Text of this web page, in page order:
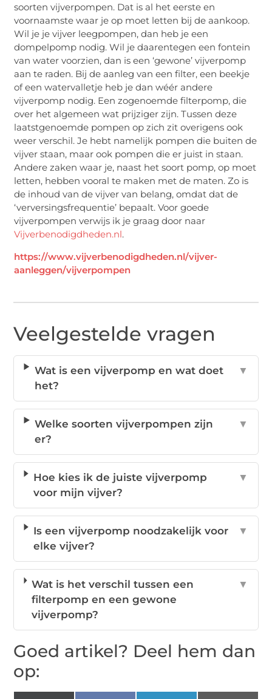
soorten vijverpompen. Dat is al het eerste en
voornaamste waar je op moet letten bij de aankoop.
Wil je je vijver leegpompen, dan heb je een
dompelpomp nodig. Wil je daarentegen een fontein
van water voorzien, dan is een ‘gewone’ vijverpomp
aan te raden. Bij de aanleg van een filter, een beekje
of een watervalletje heb je dan wéér andere
vijverpomp nodig. Een zogenoemde filterpomp, die
over het algemeen wat prijziger zijn. Tussen deze
laatstgenoemde pompen op zich zit overigens ook
weer verschil. Je hebt namelijk pompen die buiten de
vijver staan, maar ook pompen die er juist in staan.
Andere zaken waar je, naast het soort pomp, op moet
letten, hebben vooral te maken met de maten. Zo is
de inhoud van de vijver van belang, omdat dat de
‘verversingsfrequentie’ bepaalt. Voor goede
vijverpompen verwijs ik je graag door naar
Vijverbenodigdheden.nl.
https://www.vijverbenodigdheden.nl/vijver-
aanleggen/vijverpompen
Veelgestelde vragen
Wat is een vijverpomp en wat doet
het?
▼
Welke soorten vijverpompen zijn
er?
▼
Hoe kies ik de juiste vijverpomp
voor mijn vijver?
▼
Is een vijverpomp noodzakelijk voor
elke vijver?
▼
Wat is het verschil tussen een
filterpomp en een gewone
vijverpomp?
▼
Goed artikel? Deel hem dan
op: